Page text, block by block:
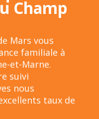
Champ
Mars vous
familiale à
et-Marne.
suivi
nous
taux de